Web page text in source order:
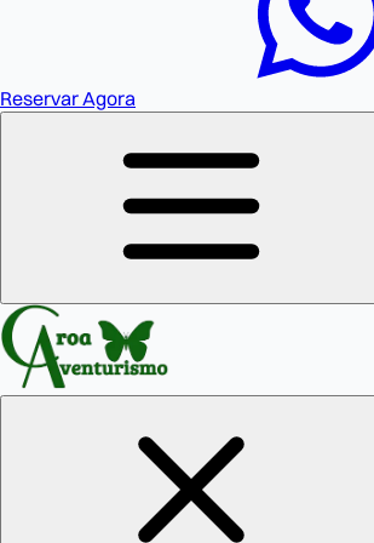
Reservar Agora